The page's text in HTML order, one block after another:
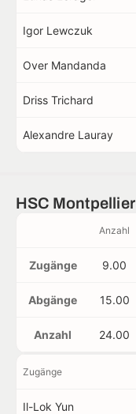
Igor Lewczuk
Over Mandanda
Driss Trichard
Alexandre Lauray
HSC Montpellier
Anzahl
Zugänge 9.00
Abgänge 15.00
Anzahl 24.00
Zugänge
Il-Lok Yun